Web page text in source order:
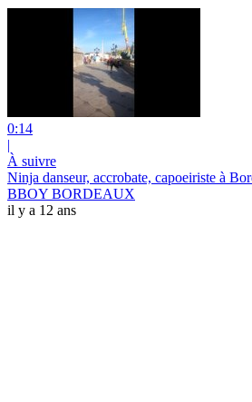
0:14
|
À suivre
Ninja danseur, accrobate, capoeiriste à
BBOY BORDEAUX
il y a 12 ans